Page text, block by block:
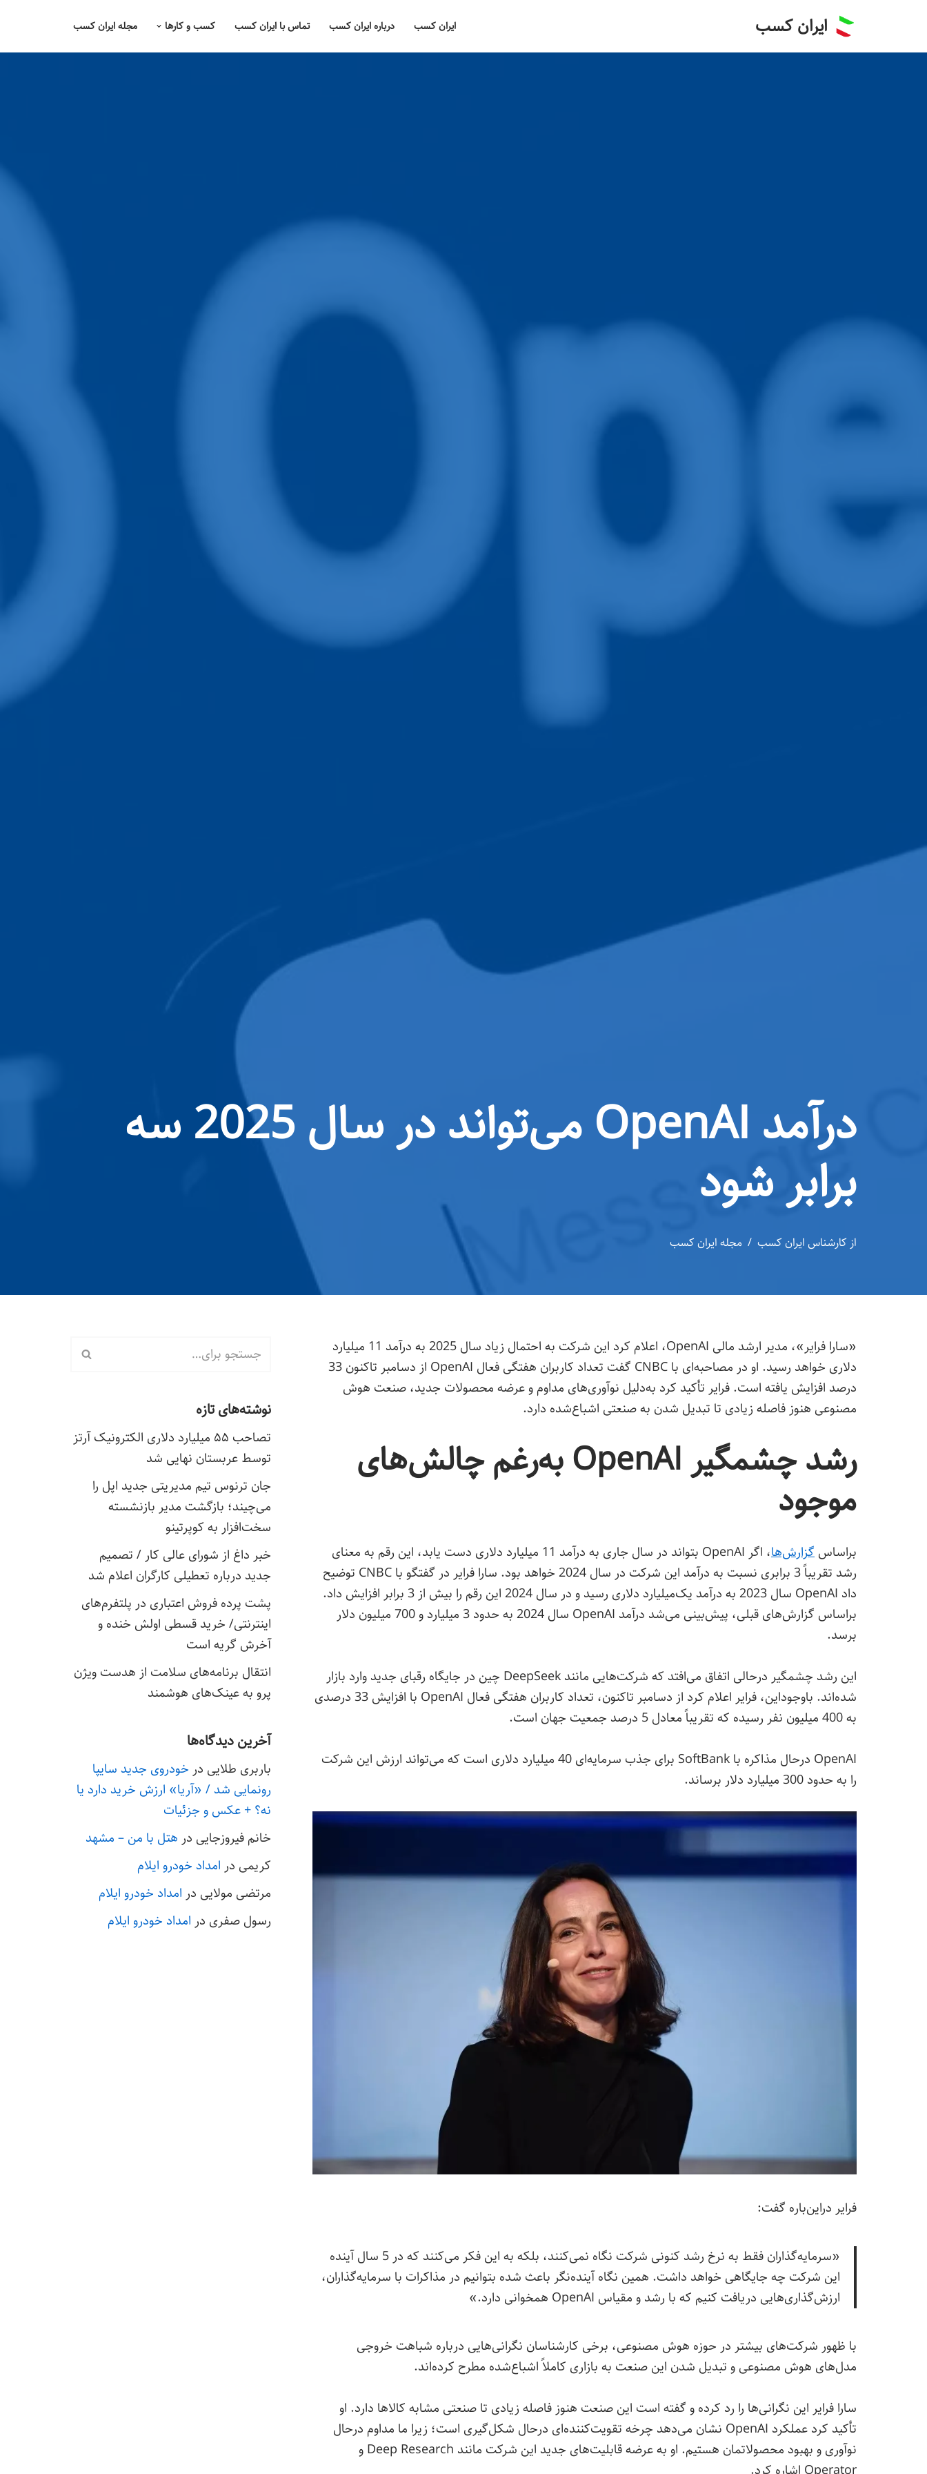
ایران کسب ایران کسب درباره ایران کسب تماس با ایران کسب کسب و کارها مجله ایران کسب
درآمد OpenAI می‌تواند در سال 2025 سه
برابر شود
از کارشناس ایران کسب مجله ایران کسب
«سارا فرایر»، مدیر ارشد مالی OpenAI، اعلام کرد این شرکت به احتمال زیاد سال 2025 به درآمد 11 میلیارد
دلاری خواهد رسید. او در مصاحبه‌ای با CNBC گفت تعداد کاربران هفتگی فعال OpenAI از دسامبر تاکنون 33
درصد افزایش یافته است. فرایر تأکید کرد به‌دلیل نوآوری‌های مداوم و عرضه محصولات جدید، صنعت هوش
مصنوعی هنوز فاصله زیادی تا تبدیل‌ شدن به صنعتی اشباع‌شده دارد.
رشد چشمگیر OpenAI به‌رغم چالش‌های
موجود
براساس گزارش‌ها
، اگر OpenAI بتواند در سال جاری به درآمد 11 میلیارد دلاری دست یابد، این رقم به معنای
رشد تقریباً 3 برابری نسبت به درآمد این شرکت در سال 2024 خواهد بود. سارا فرایر در گفتگو با CNBC توضیح
داد OpenAI سال 2023 به درآمد یک‌میلیارد دلاری رسید و در سال 2024 این رقم را بیش از 3 برابر افزایش داد.
براساس گزارش‌های قبلی، پیش‌بینی می‌شد درآمد OpenAI سال 2024 به حدود 3 میلیارد و 700 میلیون دلار
برسد.
این رشد چشمگیر درحالی اتفاق می‌افتد که شرکت‌هایی مانند DeepSeek چین در جایگاه رقبای جدید وارد بازار
شده‌اند. باوجوداین، فرایر اعلام کرد از دسامبر تاکنون، تعداد کاربران هفتگی فعال OpenAI با افزایش 33 درصدی
به 400 میلیون نفر رسیده که تقریباً معادل 5 درصد جمعیت جهان است.
OpenAI درحال مذاکره با SoftBank برای جذب سرمایه‌ای 40 میلیارد دلاری است که می‌تواند ارزش این شرکت
را به حدود 300 میلیارد دلار برساند.
فرایر دراین‌باره گفت:
«سرمایه‌گذاران فقط به نرخ رشد کنونی شرکت نگاه نمی‌کنند، بلکه به این فکر می‌کنند که در 5 سال آینده
این شرکت چه جایگاهی خواهد داشت. همین نگاه آینده‌نگر باعث شده بتوانیم در مذاکرات با سرمایه‌گذاران،
ارزش‌گذاری‌هایی دریافت کنیم که با رشد و مقیاس OpenAI همخوانی دارد.»
با ظهور شرکت‌های بیشتر در حوزه هوش مصنوعی، برخی کارشناسان نگرانی‌هایی درباره شباهت خروجی
مدل‌های هوش مصنوعی و تبدیل‌ شدن این صنعت به بازاری کاملاً اشباع‌شده مطرح کرده‌اند.
سارا فرایر این نگرانی‌ها را رد کرده و گفته است این صنعت هنوز فاصله زیادی تا صنعتی مشابه کالاها دارد. او
تأکید کرد عملکرد OpenAI نشان می‌دهد چرخه تقویت‌کننده‌ای درحال شکل‌گیری است؛ زیرا ما مداوم درحال
نوآوری و بهبود محصولاتمان هستیم. او به عرضه قابلیت‌های جدید این شرکت مانند Deep Research و
نوشته‌های تازه
تصاحب ۵۵ میلیارد دلاری الکترونیک آرتز
توسط عربستان نهایی شد
جان ترنوس تیم مدیریتی جدید اپل را
می‌چیند؛ بازگشت مدیر بازنشسته
سخت‌افزار به کوپرتینو
خبر داغ از شورای عالی کار / تصمیم
جدید درباره تعطیلی کارگران اعلام شد
پشت پرده فروش اعتباری در پلتفرم‌های
اینترنتی/ خرید قسطی اولش خنده و
آخرش گریه است
انتقال برنامه‌های سلامت از هدست ویژن
پرو به عینک‌های هوشمند
آخرین دیدگاه‌ها
باربری طلایی در خودروی جدید سایپا
رونمایی شد / «آریا» ارزش خرید دارد یا
نه؟ + عکس و جزئیات
خانم فیروزجایی در هتل با من – مشهد
کریمی در امداد خودرو ایلام
مرتضی مولایی در امداد خودرو ایلام
رسول صفری در امداد خودرو ایلام